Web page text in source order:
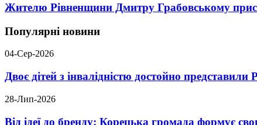
Жителю Рівненщини Дмитру Грабовському
Популярні новини
04-Сер-2026
Двоє дітей з інвалідністю достойно
28-Лип-2026
Від ідеї до бренду: Корецька громада формує